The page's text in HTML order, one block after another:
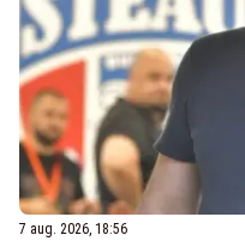
7 aug. 2026, 18:56